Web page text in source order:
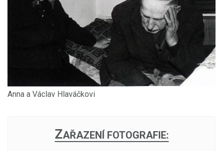
Anna a Václav Hlaváčkovi
ZAŘAZENÍ FOTOGRAFIE: